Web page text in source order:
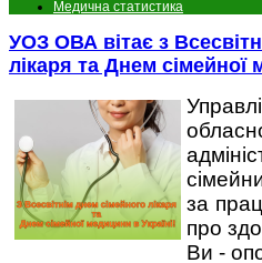
Медична статистика
УОЗ ОВА вітає з
лікаря та Днем сімейної
за
про
Ви -